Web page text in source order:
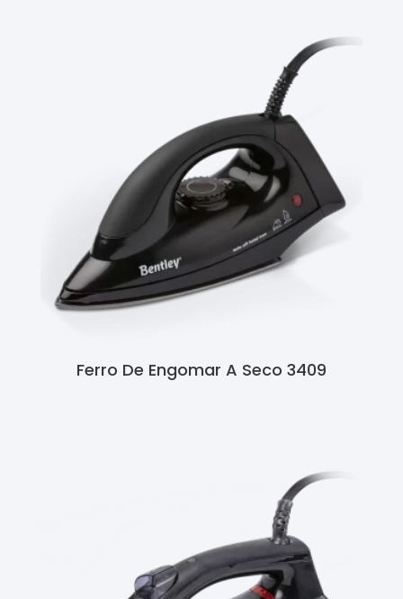
Ferro De Engomar A Seco 3409